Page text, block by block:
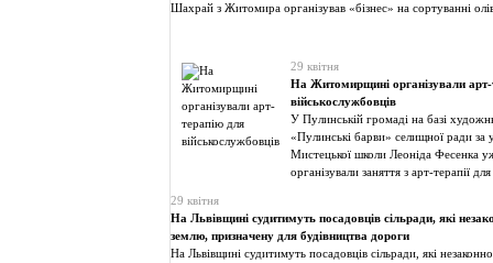
Шахрай з Житомира організував «бізнес» на сортуванні
29 квітня
На Житомирщині організували арт-
військослужбовців
У Пулинській громаді на базі
«Пулинські барви» селищної ради за
Мистецької школи Леоніда Фесенка
організували заняття з арт-терапії
29 квітня
На Львівщині судитимуть посадовців сільради, які
землю, призначену для будівництва дороги
На Львівщині судитимуть посадовців сільради, які